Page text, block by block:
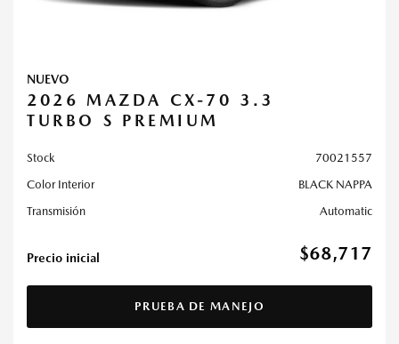
NUEVO
2026 MAZDA CX-70 3.3
TURBO S PREMIUM
Stock
70021557
Color Interior
BLACK NAPPA
Transmisión
Automatic
Precio inicial $68,717
PRUEBA DE MANEJO